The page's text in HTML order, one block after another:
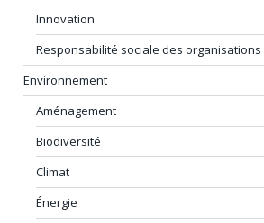
Innovation
Responsabilité sociale des organisations
Environnement
Aménagement
Biodiversité
Climat
Énergie